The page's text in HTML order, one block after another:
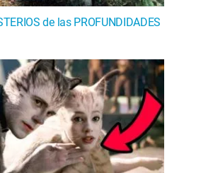
de las PROFUNDIDADES